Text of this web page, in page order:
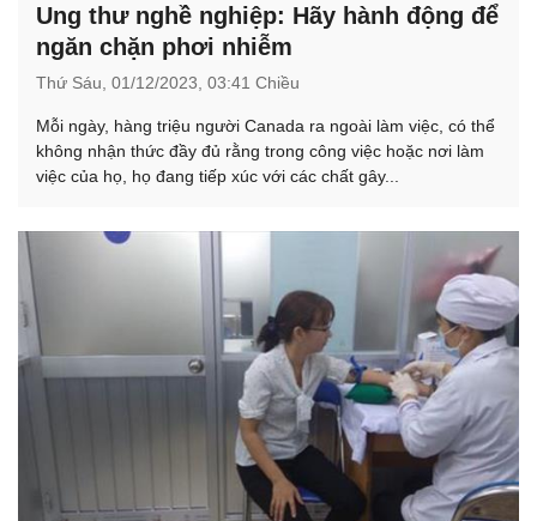
Ung thư nghề nghiệp: Hãy hành động để
ngăn chặn phơi nhiễm
Thứ Sáu, 01/12/2023, 03:41 Chiều
Mỗi ngày, hàng triệu người Canada ra ngoài làm việc, có thể
không nhận thức đầy đủ rằng trong công việc hoặc nơi làm
việc của họ, họ đang tiếp xúc với các chất gây...